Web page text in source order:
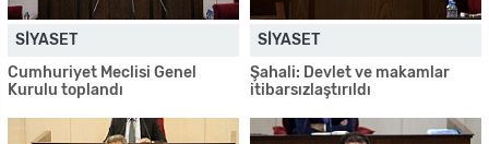
SIYASET
Cumhuriyet Meclisi Genel
Kurulu toplandı
SIYASET
Şahali: Devlet ve makamlar
itibarsızlaştırıldı